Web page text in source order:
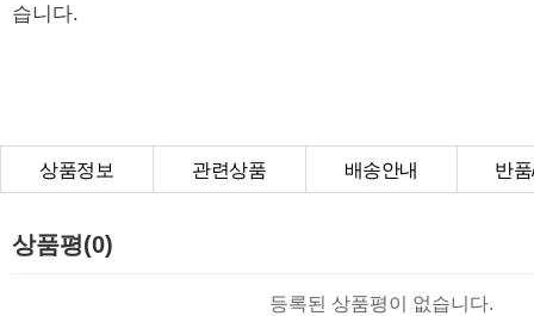
습니다.
상품정보 관련상품 배송안내 반
상품평(0)
등록된 상품평이 없습니다.